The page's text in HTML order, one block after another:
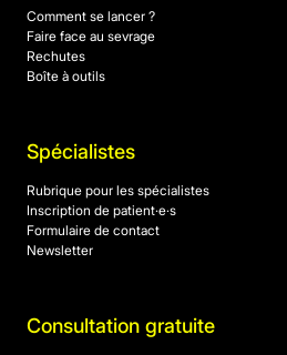
Comment se lancer ?
Faire face au sevrage
Rechutes
Boîte à outils
Spécialistes
Rubrique pour les spécialistes
Inscription de patient·e·s
Formulaire de contact
Newsletter
Consultation gratuite